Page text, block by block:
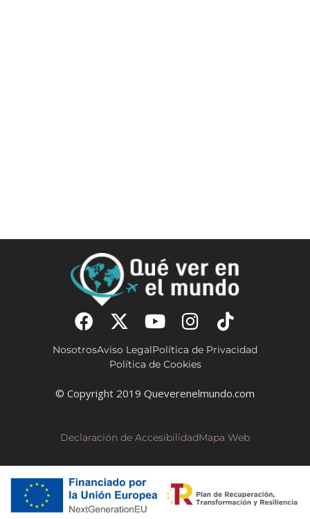
NosotrosAviso LegalPolítica de Privacidad
Política de Cookies
© Copyright 2019 Queverenelmundo.com
Declaración de AccesibilidadMapa Web